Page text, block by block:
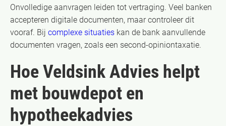
Onvolledige aanvragen leiden tot vertraging. Veel banken
accepteren digitale documenten, maar controleer dit
vooraf. Bij complexe situaties kan de bank aanvullende
documenten vragen, zoals een second-opiniontaxatie.
Hoe Veldsink Advies helpt
met bouwdepot en
hypotheekadvies